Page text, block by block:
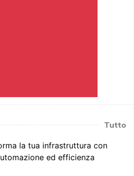
Tutto
la tua infrastruttura con
ed efficienza